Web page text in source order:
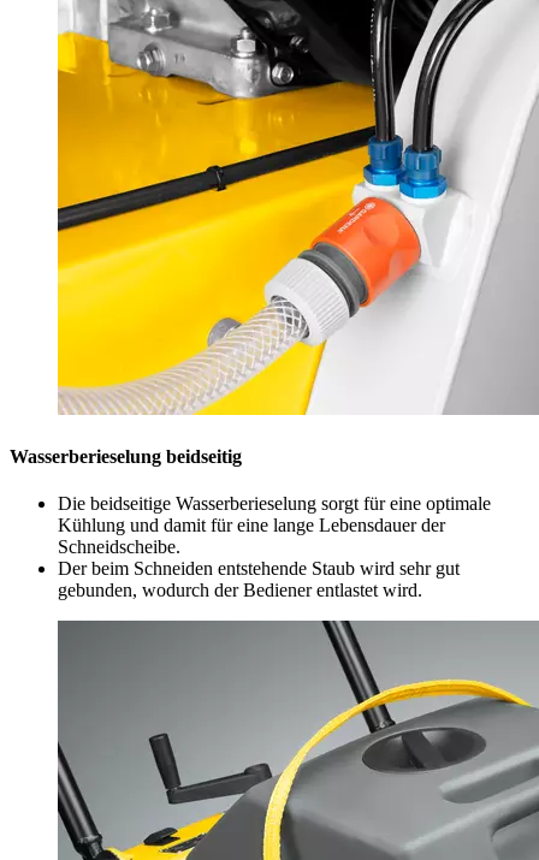
Wasserberieselung beidseitig
Die beidseitige Wasserberieselung sorgt für eine optimale
Kühlung und damit für eine lange Lebensdauer der
Schneidscheibe.
Der beim Schneiden entstehende Staub wird sehr gut
gebunden, wodurch der Bediener entlastet wird.